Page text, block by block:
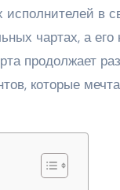
в
чартах, а его
продолжает
которые